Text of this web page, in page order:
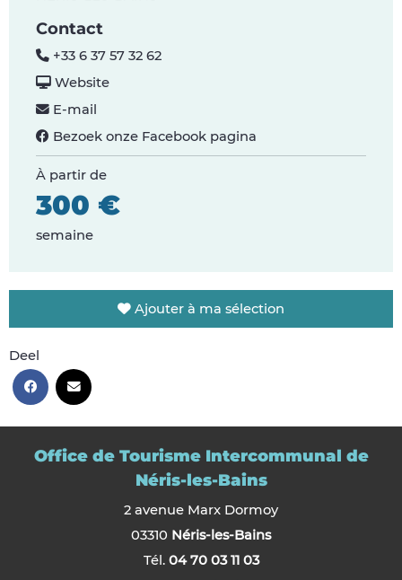
Contact
+33 6 37 57 32 62
Website
E-mail
Bezoek onze Facebook pagina
À partir de
300 €
semaine
Ajouter à ma sélection
Deel
Office de Tourisme Intercommunal de
Néris-les-Bains
2 avenue Marx Dormoy
03310 Néris-les-Bains
Tél. 04 70 03 11 03